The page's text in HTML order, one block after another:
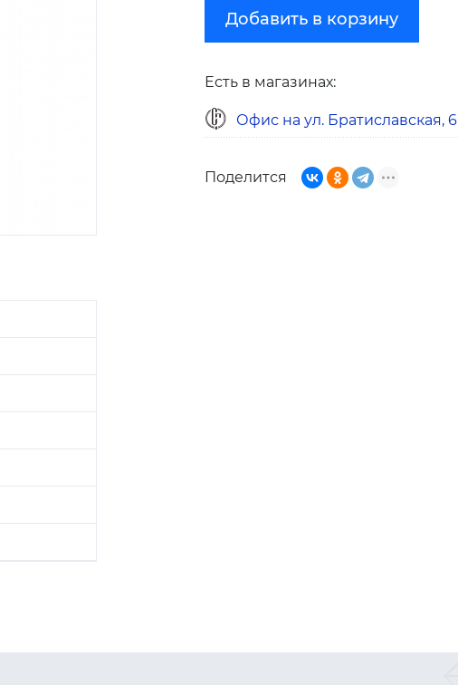
Добавить в корзину
Есть в магазинах:
Офис на ул. Братиславская, 6
Поделится